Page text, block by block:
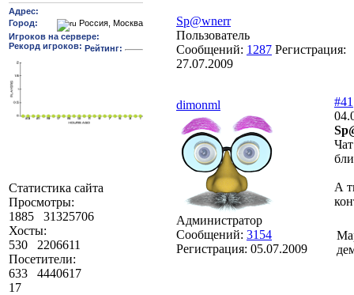
Статистика сайта
Просмотры:
1885
31325706
Хосты:
530
2206611
Посетители:
633
4440617
17
Sp@wnerr
Пользователь
Сообщений: 1287 Регистрация:
27.07.2009
dimonml
Администратор
Сообщений: 3154
Регистрация: 05.07.2009
#41
А